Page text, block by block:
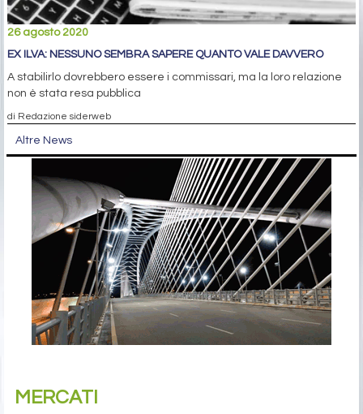
26 agosto 2020
EX ILVA: NESSUNO SEMBRA SAPERE QUANTO VALE DAVVERO
A stabilirlo dovrebbero essere i commissari, ma la loro relazione
non è stata resa pubblica
di Redazione siderweb
Altre News
MERCATI